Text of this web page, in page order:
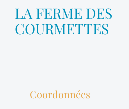
LA FERME DES
COURMETTES
Coordonnées